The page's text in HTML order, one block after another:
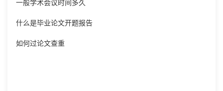
一般学术会议时间多久
什么是毕业论文开题报告
如何过论文查重